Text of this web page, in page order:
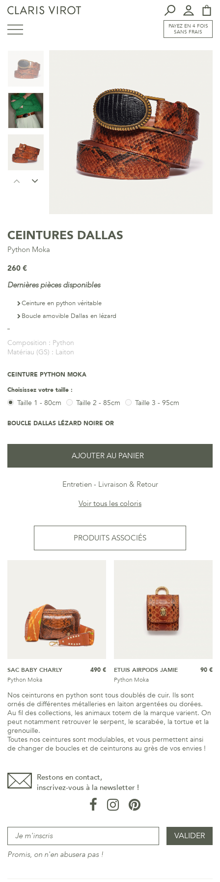
PAYEZ EN 4 FOIS
SANS FRAIS
CEINTURES DALLAS
Python Moka
260 €
Dernières pièces disponibles
Ceinture en python véritable
Boucle amovible Dallas en lézard
Composition : Python
Matériau (GS) : Laiton
CEINTURE PYTHON MOKA
Choisissez votre taille :
Taille 1 - 80cm Taille 2 - 85cm Taille 3 - 95cm
BOUCLE DALLAS LÉZARD NOIRE OR
AJOUTER AU PANIER
Entretien
Livraison & Retour
Voir tous les coloris
PRODUITS ASSOCIÉS
SAC BABY CHARLY
Python Moka
490 €
ETUIS AIRPODS JAMIE
Python Moka
90 €
Nos ceinturons en python sont tous doublés de cuir. Ils sont
ornés de différentes métalleries en laiton argentées ou dorées.
Au fil des collections, les animaux totem de la marque varient. On
peut notamment retrouver le serpent, le scarabée, la tortue et la
grenouille.
Toutes nos ceintures sont modulables, et vous permettent ainsi
de changer de boucles et de ceinturons au grès de vos envies !
Restons en contact,
inscrivez-vous à la newsletter !
Promis, on n'en abusera pas !